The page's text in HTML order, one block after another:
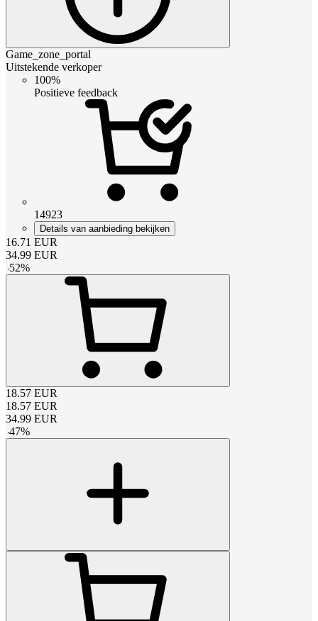
Game_zone_portal
Uitstekende verkoper
100%
Positieve feedback
14923
Details van aanbieding bekijken
16.71 EUR
34.99 EUR
-52%
18.57 EUR
18.57 EUR
34.99 EUR
-47%